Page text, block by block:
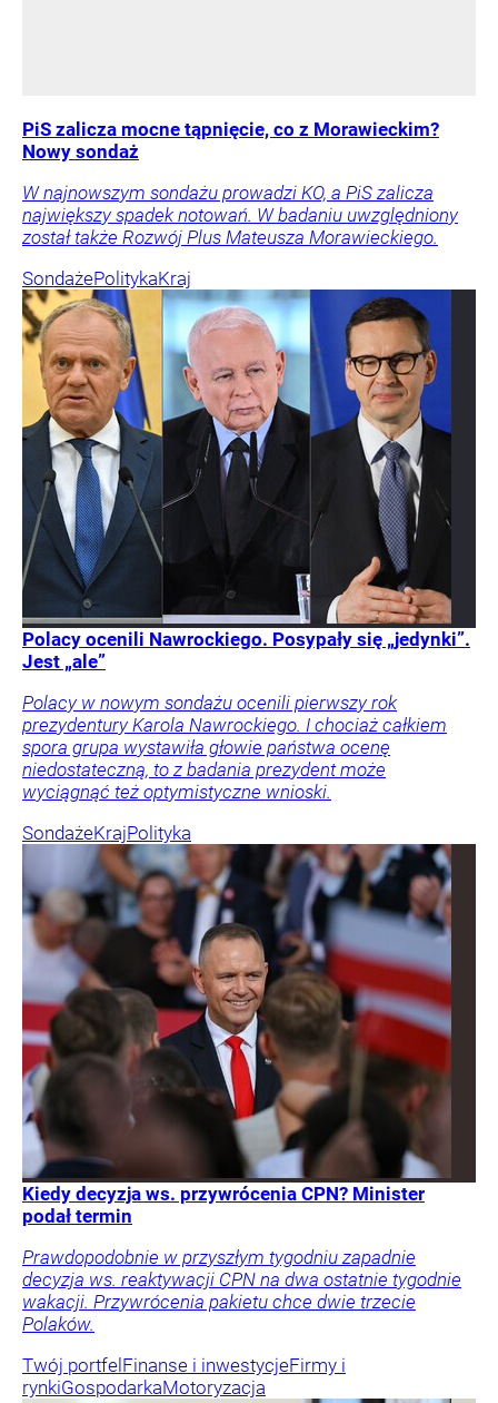
PiS zalicza mocne tąpnięcie, co z Morawieckim?
Nowy sondaż
W najnowszym sondażu prowadzi KO, a PiS zalicza
największy spadek notowań. W badaniu uwzględniony
został także Rozwój Plus Mateusza Morawieckiego.
SondażePolitykaKraj
Polacy ocenili Nawrockiego. Posypały się „jedynki”.
Jest „ale”
Polacy w nowym sondażu ocenili pierwszy rok
prezydentury Karola Nawrockiego. I chociaż całkiem
spora grupa wystawiła głowie państwa ocenę
niedostateczną, to z badania prezydent może
wyciągnąć też optymistyczne wnioski.
SondażeKrajPolityka
Kiedy decyzja ws. przywrócenia CPN? Minister
podał termin
Prawdopodobnie w przyszłym tygodniu zapadnie
decyzja ws. reaktywacji CPN na dwa ostatnie tygodnie
wakacji. Przywrócenia pakietu chce dwie trzecie
Polaków.
Twój portfel Finanse i inwestycjeFirmy i
rynkiGospodarkaMotoryzacja